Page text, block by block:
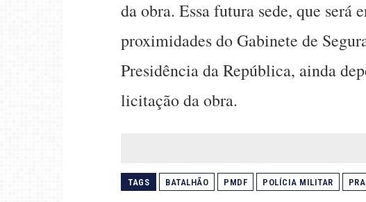
da obra. Essa futura sede, que será
proximidades do Gabinete de
Presidência da República, ainda
licitação da obra.
TAGS BATALHÃO PMDF POLÍCIA MILITAR